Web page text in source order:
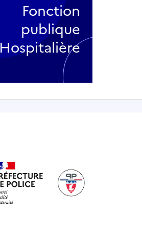
Fonction
publique
Hospitalière